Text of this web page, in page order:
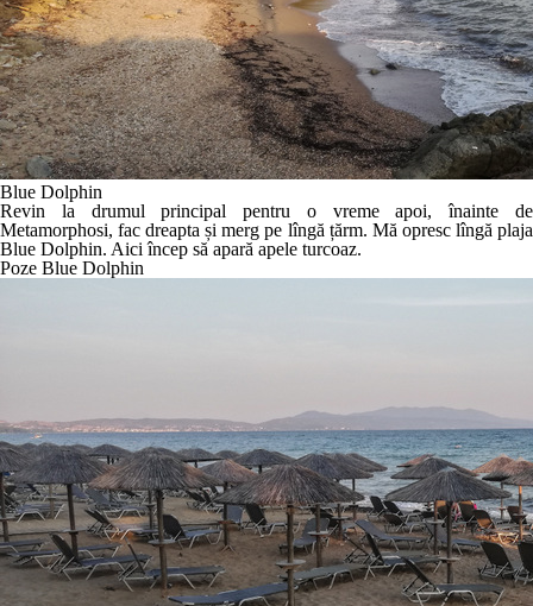
Blue Dolphin
Revin la drumul principal pentru o vreme apoi, înainte de
Metamorphosi, fac dreapta și merg pe lîngă țărm. Mă opresc lîngă plaja
Blue Dolphin. Aici încep să apară apele turcoaz.
Poze Blue Dolphin